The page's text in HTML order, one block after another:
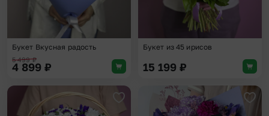
Букет Вкусная радость
5 499₽
4 899 ₽
Букет из 45 ирисов
15 199 ₽
Добавить в избранное